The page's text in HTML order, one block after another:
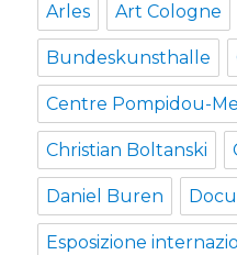
Arles Art Cologne
Bundeskunsthalle
Centre Pompidou-
Christian Boltanski
Daniel Buren
Esposizione